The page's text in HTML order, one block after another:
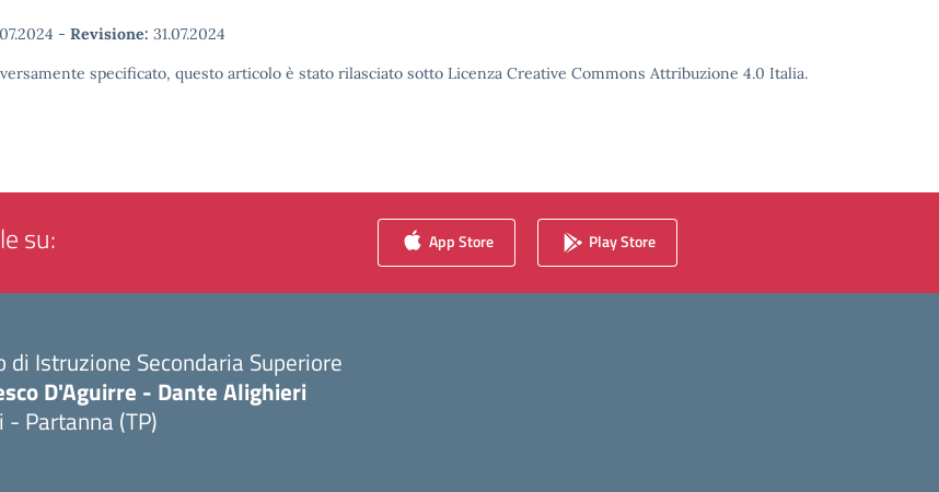
- Revisione: 31.07.2024
specificato, questo articolo è stato rilasciato sotto Licenza Creative Commons Attribuzione 4.0 Italia.
su: App Store Play Store
di Istruzione Secondaria Superiore
D'Aguirre - Dante Alighieri
- Partanna (TP)